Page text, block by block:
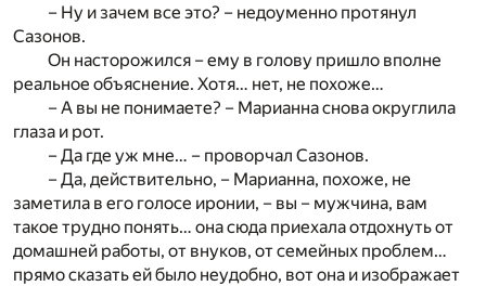
– Ну и зачем все это? – недоуменно протянул
Сазонов.
Он насторожился – ему в голову пришло вполне
реальное объяснение. Хотя… нет, не похоже…
– А вы не понимаете? – Марианна снова округлила
глаза и рот.
– Да где уж мне… – проворчал Сазонов.
– Да, действительно, – Марианна, похоже, не
заметила в его голосе иронии, – вы – мужчина, вам
такое трудно понять… она сюда приехала отдохнуть от
домашней работы, от внуков, от семейных проблем…
прямо сказать ей было неудобно, вот она и изображает